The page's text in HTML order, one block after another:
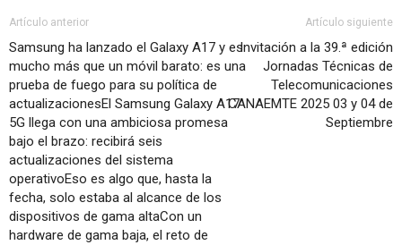
Artículo anterior
Samsung ha lanzado el Galaxy A17 y es
mucho más que un móvil barato: es una
prueba de fuego para su política de
actualizacionesEl Samsung Galaxy A17
5G llega con una ambiciosa promesa
bajo el brazo: recibirá seis
actualizaciones del sistema
operativoEso es algo que, hasta la
fecha, solo estaba al alcance de los
dispositivos de gama altaCon un
hardware de gama baja, el reto de
Artículo siguiente
Invitación a la 39.ª edición
Jornadas Técnicas de
Telecomunicaciones
CANAEMTE 2025 03 y 04 de
Septiembre